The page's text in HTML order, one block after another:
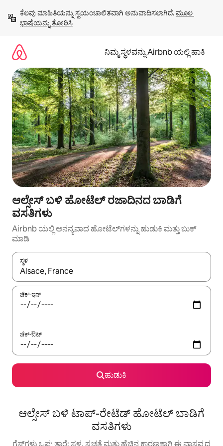
ಹೋಗಿ
ಕೆಲವು ಮಾಹಿತಿಯನ್ನು ಸ್ವಯಂಚಾಲಿತವಾಗಿ ಅನುವಾದಿಸಲಾಗಿದೆ. ಮೂಲ
ಭಾಷೆಯನ್ನು ತೋರಿಸಿ
ನಿಮ್ಮ ಸ್ಥಳವನ್ನು Airbnb ಯಲ್ಲಿ ಹಾಕಿ
ಆಲ್ಸೇಸ್ ಬಳಿ ಹೋಟೆಲ್ ರಜಾದಿನದ ಬಾಡಿಗೆ
ವಸತಿಗಳು
Airbnb ಯಲ್ಲಿ ಅನನ್ಯವಾದ ಹೋಟೆಲ್‌ಗಳನ್ನು ಹುಡುಕಿ ಮತ್ತು ಬುಕ್
ಮಾಡಿ
ಸ್ಥಳ
ಫಲಿತಾಂಶಗಳು ಲಭ್ಯವಿರುವಾಗ, ಅಪ್ ಮತ್ತು ಡೌನ್ ಬಾಣದ ಕೀಲಿಗಳೊಂದಿಗೆ
ಚೆಕ್-ಇನ್
ಚೆಕ್-ಔಟ್
ಹುಡುಕಿ
ಆಲ್ಸೇಸ್ ಬಳಿ ಟಾಪ್-ರೇಟೆಡ್ ಹೋಟೆಲ್ ಬಾಡಿಗೆ
ವಸತಿಗಳು
ಗೆಸ್ಟ್‌ಗಳು ಒಪ್ಪುತ್ತಾರೆ: ಸ್ಥಳ, ಸ್ವಚ್ಛತೆ ಮತ್ತು ಹೆಚ್ಚಿನ ಕಾರಣಕ್ಕಾಗಿ ಈ ವಾಸ್ತವ್ಯದ